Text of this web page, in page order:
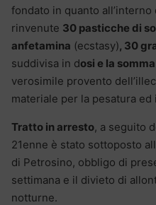
fondato in quanto all’interno
rinvenute 30 pasticche di
anfetamina (ecstasy), 30
suddivisa in dosi e la
verosimile provento
materiale per la pesatura
Tratto in arresto, a seguito
21enne è stato sottoposto
di Petrosino, obbligo di
settimana e il divieto di
notturne.